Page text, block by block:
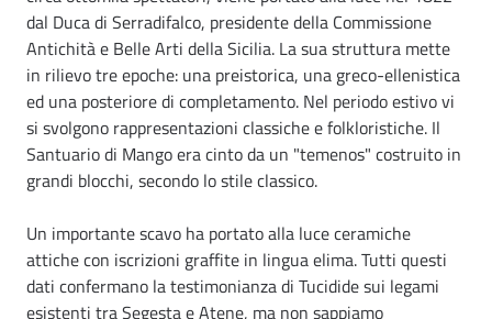
dal Duca di Serradifalco, presidente della Commissione
Antichità e Belle Arti della Sicilia. La sua struttura mette
in rilievo tre epoche: una preistorica, una greco-ellenistica
ed una posteriore di completamento. Nel periodo estivo vi
si svolgono rappresentazioni classiche e folkloristiche. Il
Santuario di Mango era cinto da un "temenos" costruito in
grandi blocchi, secondo lo stile classico.
Un importante scavo ha portato alla luce ceramiche
attiche con iscrizioni graffite in lingua elima. Tutti questi
dati confermano la testimonianza di Tucidide sui legami
esistenti tra Segesta e Atene, ma non sappiamo